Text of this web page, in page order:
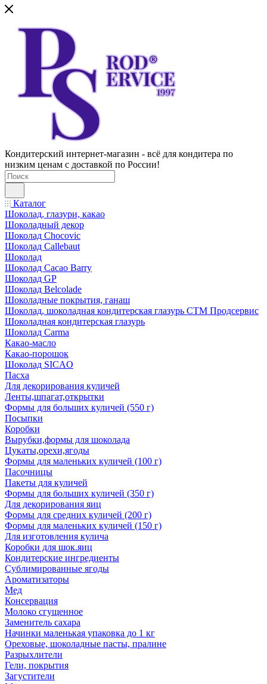
Кондитерский интернет-магазин - всё для кондитера по
низким ценам с доставкой по России!
Каталог
Шоколад, глазури, какао
Шоколадный декор
Шоколад Chocovic
Шоколад Callebaut
Шоколад
Шоколад Cacao Barry
Шоколад GP
Шоколад Belcolade
Шоколадные покрытия, ганаш
Шоколад, шоколадная кондитерская глазурь СТМ Продсервис
Шоколадная кондитерская глазурь
Шоколад Carma
Какао-масло
Какао-порошок
Шоколад SICAO
Пасха
Для декорирования куличей
Ленты,шпагат,открытки
Формы для больших куличей (550 г)
Посыпки
Коробки
Вырубки,формы для шоколада
Цукаты,орехи,ягоды
Формы для маленьких куличей (100 г)
Пасочницы
Пакеты для куличей
Формы для больших куличей (350 г)
Для декорирования яиц
Формы для средних куличей (200 г)
Формы для маленьких куличей (150 г)
Для изготовления кулича
Коробки для шок.яиц
Кондитерские ингредиенты
Сублимированные ягоды
Ароматизаторы
Мед
Консервация
Молоко сгущенное
Заменитель сахара
Начинки маленькая упаковка до 1 кг
Ореховые, шоколадные пасты, пралине
Разрыхлители
Гели, покрытия
Загустители